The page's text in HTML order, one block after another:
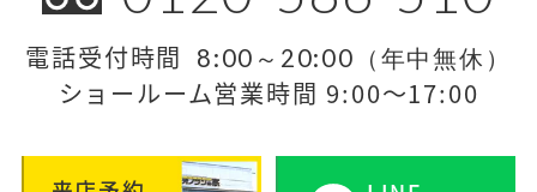
電話受付時間 8:00～20:00（年中無休）
ショールーム営業時間 9:00～17:00